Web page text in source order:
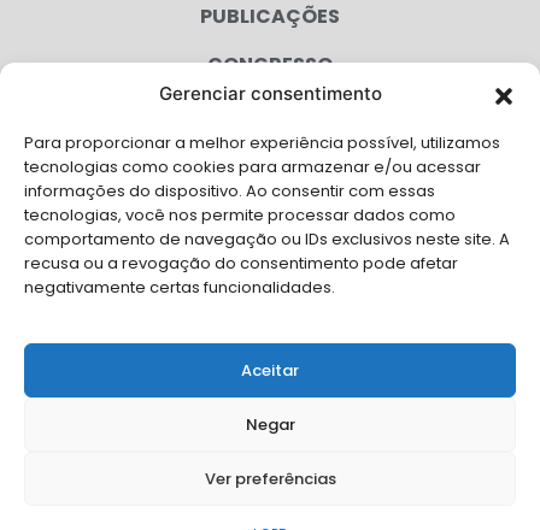
Gerenciar consentimento
Para proporcionar a melhor experiência possível, utilizamos
tecnologias como cookies para armazenar e/ou acessar
informações do dispositivo. Ao consentir com essas
tecnologias, você nos permite processar dados como
comportamento de navegação ou IDs exclusivos neste site. A
recusa ou a revogação do consentimento pode afetar
negativamente certas funcionalidades.
Aceitar
Negar
Ver preferências
PUBLICAÇÕES
CONGRESSO
CAMPANHAS
SERVIÇOS
FILIADAS
FALE CONOSCO
Solicite Apoio Institucional da AMB para o seu evento